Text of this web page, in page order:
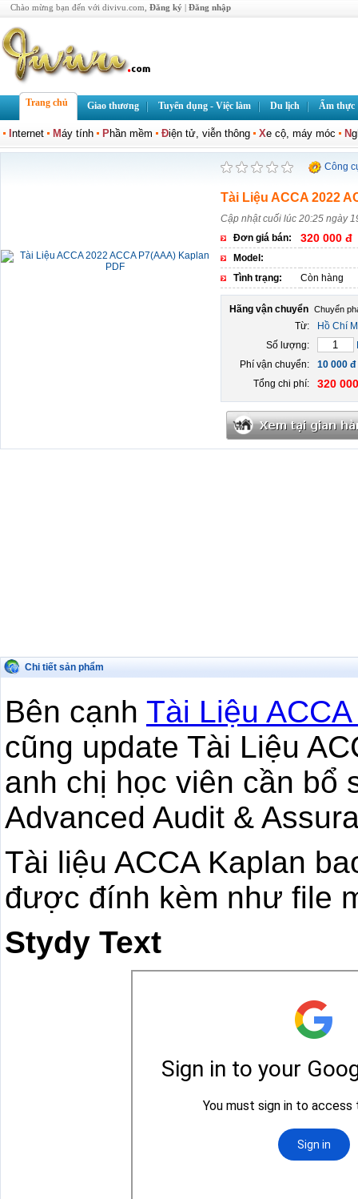
Chào mừng bạn đến với divivu.com, Đăng ký | Đăng nhập
Trang chủ Giao thương Tuyển dụng - Việc làm Du lịch Ẩm thực
nternet Máy tính Phần mềm Điện tử, viễn thông Xe cộ, máy móc N
Công
Tài Liệu ACCA 2022
Cập nhật cuối lúc 20:25 ngày
Đơn giá bán:
320 000 đ
Model:
Tình trạng:
Còn hàng
Hãng vận chuyển
Từ:
Hồ Chí
Số lượng:
Phí vận chuyển:
10 000 đ
Tổng chi phí:
320
Chi tiết sản phẩm
Bên cạnh Tài Liệu
cũng update Tài Liệu
anh chị học viên cần bổ
Advanced Audit &
Tài liệu ACCA Kaplan
được đính kèm như file
Stydy Text